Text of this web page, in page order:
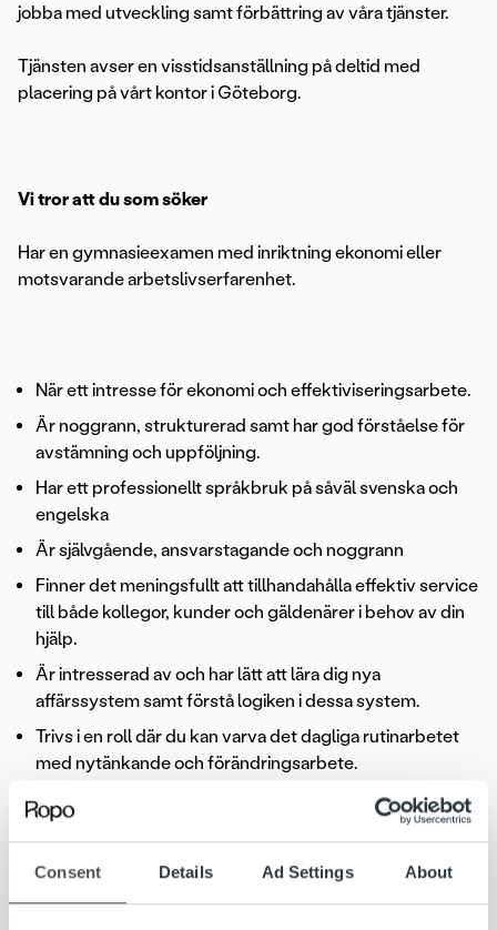
Consent Details Ad Settings About
jobba med utveckling samt förbättring av våra tjänster.
Tjänsten avser en visstidsanställning på deltid med
placering på vårt kontor i Göteborg.
Vi tror att du som söker
Har en gymnasieexamen med inriktning ekonomi eller
motsvarande arbetslivserfarenhet.
När ett intresse för ekonomi och effektiviseringsarbete.
Är noggrann, strukturerad samt har god förståelse för
avstämning och uppföljning.
Har ett professionellt språkbruk på såväl svenska och
engelska
Är självgående, ansvarstagande och noggrann
Finner det meningsfullt att tillhandahålla effektiv service
till både kollegor, kunder och gäldenärer i behov av din
hjälp.
Är intresserad av och har lätt att lära dig nya
affärssystem samt förstå logiken i dessa system.
Trivs i en roll där du kan varva det dagliga rutinarbetet
med nytänkande och förändringsarbete.
Är prestigelös, och trivs med att arbeta självständigt
såväl som i grupp. Det är tillsammans vi når framgång!